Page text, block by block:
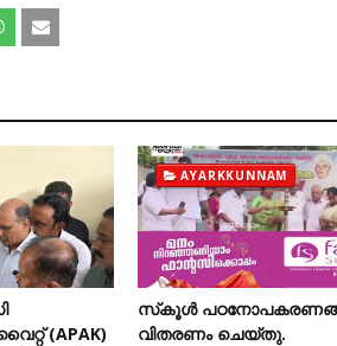
(APAK)
AYARKKUNNAM
സ്‌കൂള്‍
വിതരണം ചെയ്തു.